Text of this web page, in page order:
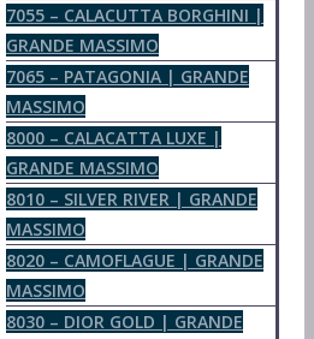
7055 – CALACUTTA BORGHINI |
GRANDE MASSIMO
7065 – PATAGONIA | GRANDE
MASSIMO
8000 – CALACATTA LUXE |
GRANDE MASSIMO
8010 – SILVER RIVER | GRANDE
MASSIMO
8020 – CAMOFLAGUE | GRANDE
MASSIMO
8030 – DIOR GOLD | GRANDE